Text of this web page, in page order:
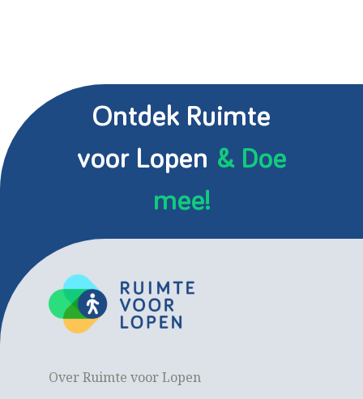
Ontdek Ruimte
voor Lopen & Doe
mee!
Over Ruimte voor Lopen